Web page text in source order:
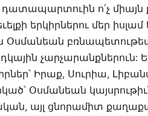
ո՛չ միայն
երկիրներու մեր
Օսմանեան
չարչարանքներուն:
Իրաք, Սուրիա,
Օսմանեան
այլ ցնորամիտ